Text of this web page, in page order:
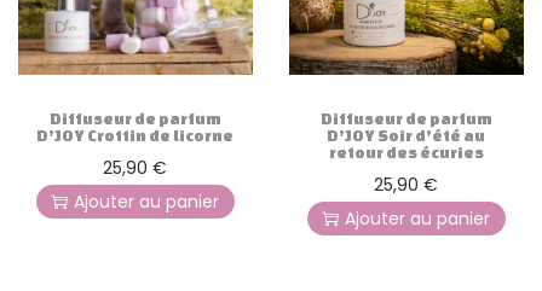
Diffuseur de parfum
D’JOY Crottin de licorne
25,90€
Ajouter au panier
Diffuseur de parfum
D’JOY Soir d’été au
retour des écuries
25,90€
Ajouter au panier